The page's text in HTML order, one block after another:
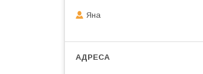
Яна